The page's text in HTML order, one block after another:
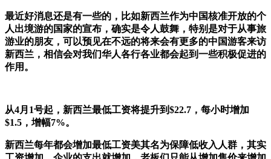
最近好消息还是有一些的，比如新西兰作为中国核准开放的个
人出境游的国家的宣布，确实是令人鼓舞，特别是对于从事旅
游业的朋友，可以预见在不远的将来会有更多的中国游客来访
新西兰，相信会对我们华人各行各业都会起到一些积极促进的
作用。
从4月1号起，新西兰最低工资将提升到$22.7，每小时增加
$1.5，增幅7%。
新西兰每年都会增加最低工资美其名为保障低收入人群，其实